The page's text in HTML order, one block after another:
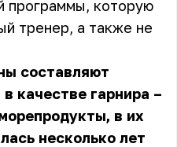
программы, которую
тренер, а также не
составляют
качестве гарнира –
в их
несколько лет